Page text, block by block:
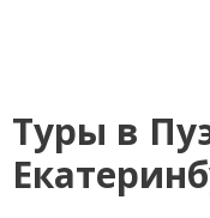
Туры в